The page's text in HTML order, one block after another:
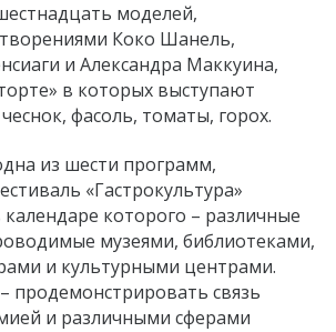
моделей,
Коко Шанель,
и Александра Маккуина,
в которых выступают
фасоль, томаты, горох.
из шести программ,
«Гастрокультура»
которого – различные
музеями, библиотеками,
и культурными центрами.
продемонстрировать связь
и различными сферами